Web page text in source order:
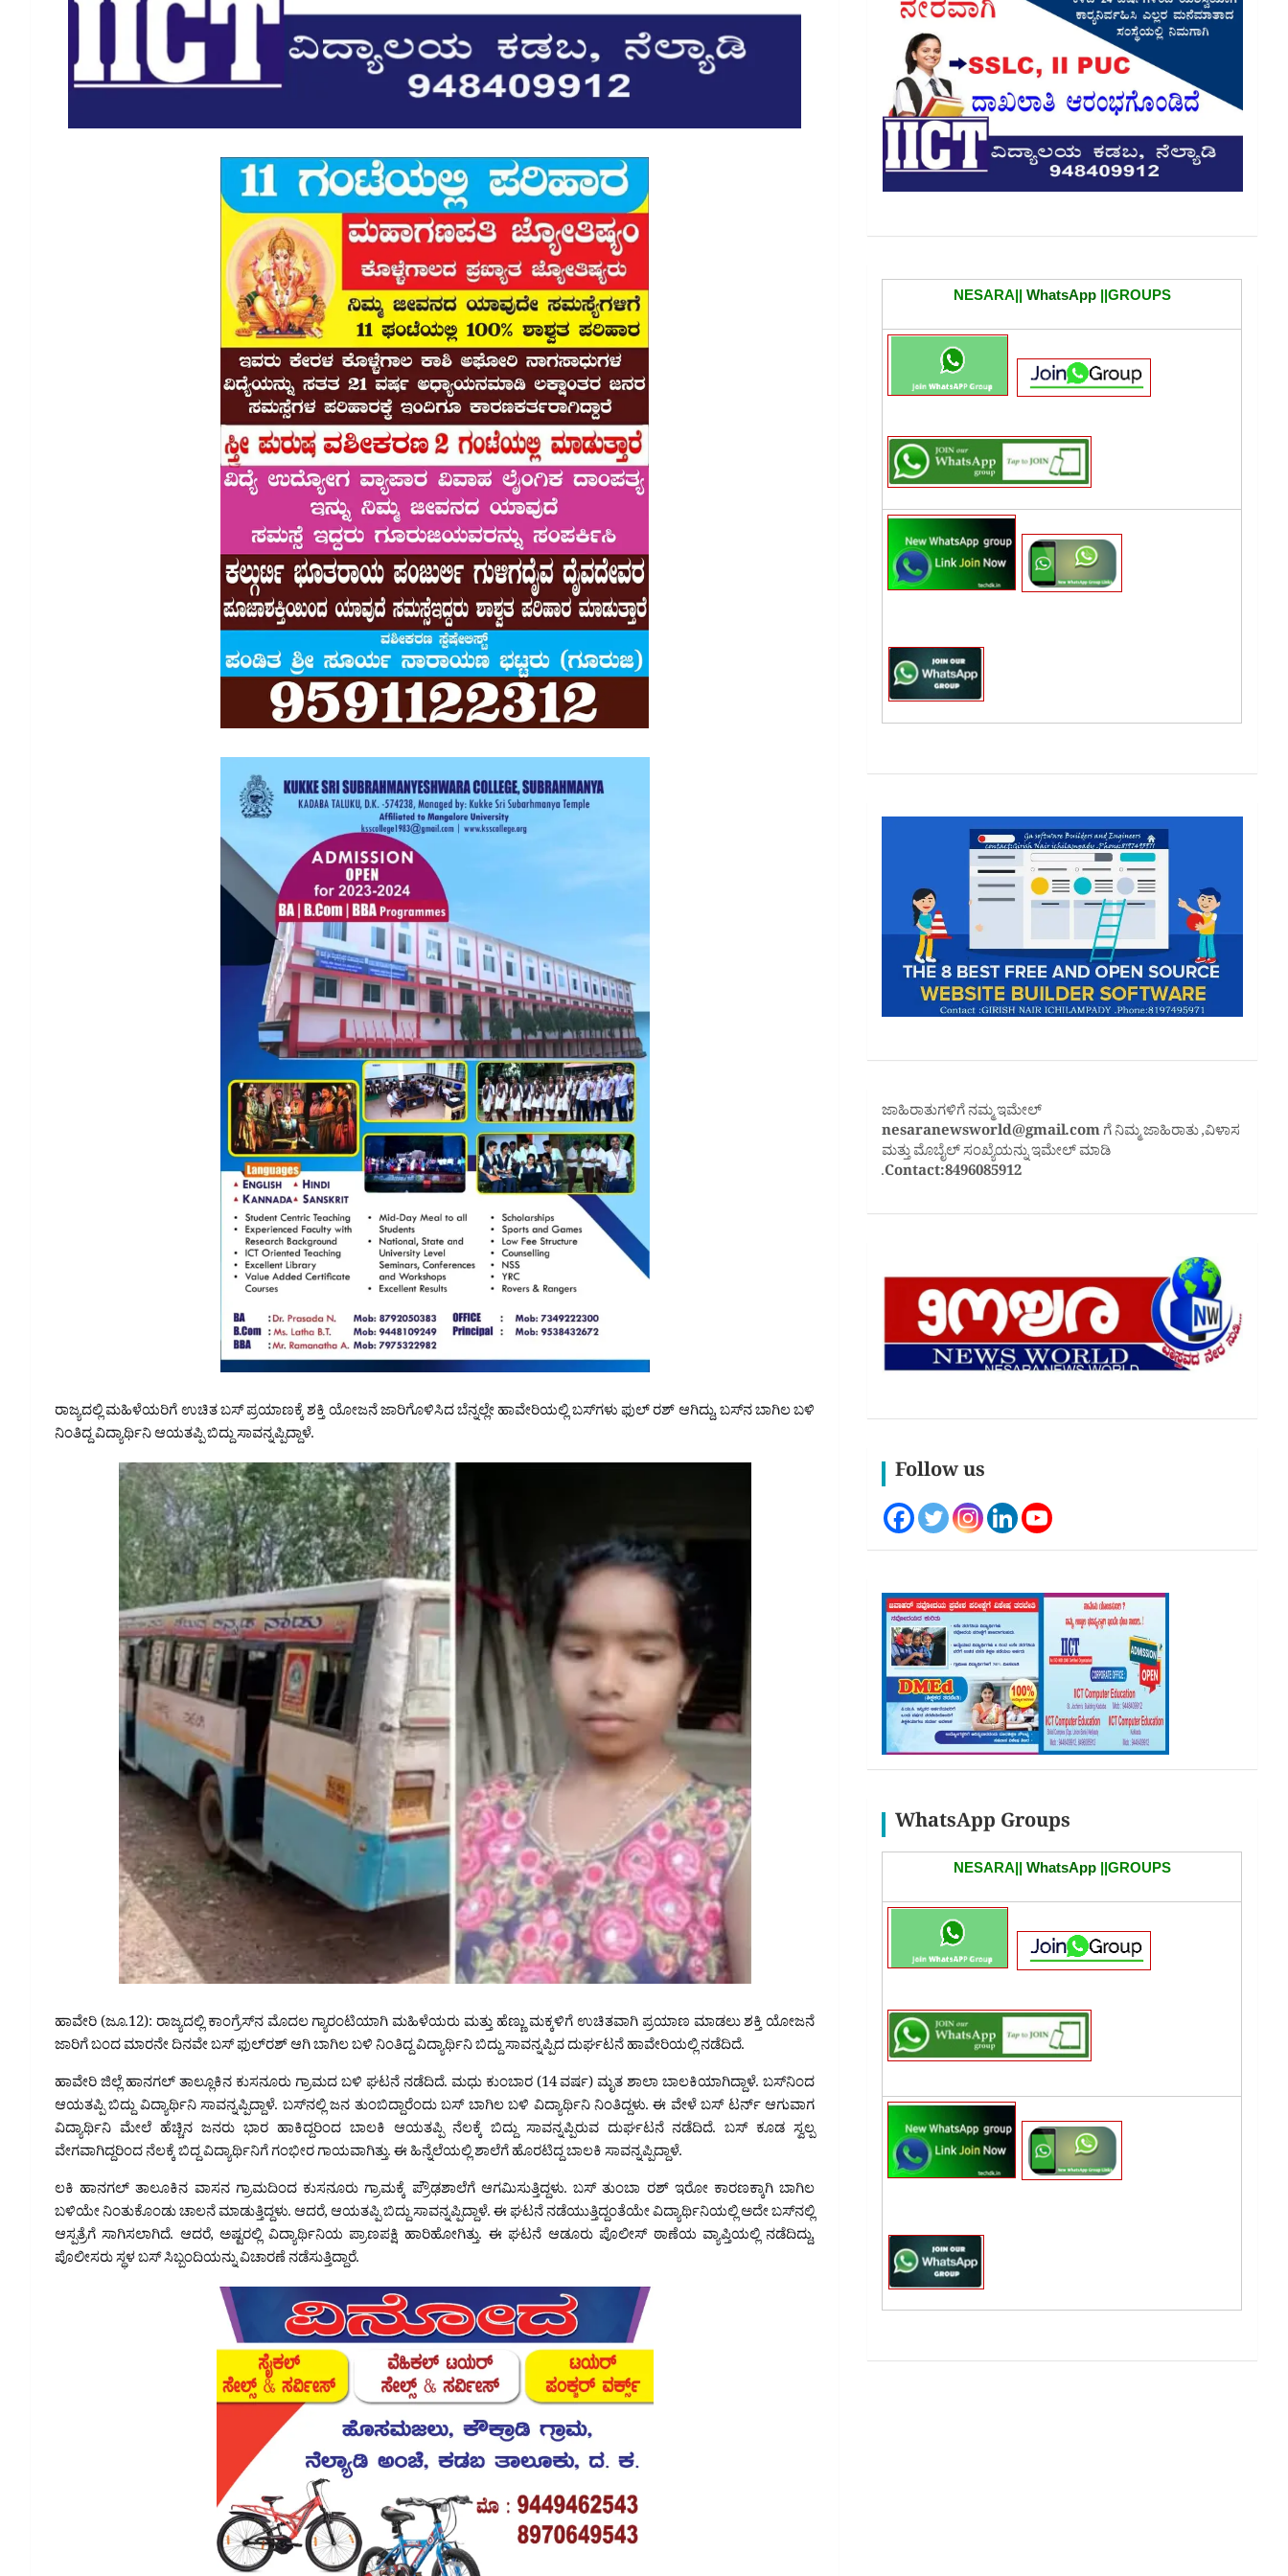
ರಾಜ್ಯದಲ್ಲಿ ಮಹಿಳೆಯರಿಗೆ ಉಚಿತ ಬಸ್‌ ಪ್ರಯಾಣಕ್ಕೆ ಶಕ್ತಿ ಯೋಜನೆ ಜಾರಿಗೊಳಿಸಿದ ಬೆನ್ನಲ್ಲೇ ಹಾವೇರಿಯಲ್ಲಿ ಬಸ್‌ಗಳು ಫುಲ್‌ ರಶ್‌ ಆಗಿದ್ದು, ಬಸ್‌ನ ಬಾಗಿಲ ಬಳಿ
ನಿಂತಿದ್ದ ವಿದ್ಯಾರ್ಥಿನಿ ಆಯತಪ್ಪಿ ಬಿದ್ದು ಸಾವನ್ನಪ್ಪಿದ್ದಾಳೆ.
ಹಾವೇರಿ (ಜೂ.12): ರಾಜ್ಯದಲ್ಲಿ ಕಾಂಗ್ರೆಸ್‌ನ ಮೊದಲ ಗ್ಯಾರಂಟಿಯಾಗಿ ಮಹಿಳೆಯರು ಮತ್ತು ಹೆಣ್ಣು ಮಕ್ಕಳಿಗೆ ಉಚಿತವಾಗಿ ಪ್ರಯಾಣ ಮಾಡಲು ಶಕ್ತಿ ಯೋಜನೆ
ಜಾರಿಗೆ ಬಂದ ಮಾರನೇ ದಿನವೇ ಬಸ್‌ ಫುಲ್‌ರಶ್‌ ಆಗಿ ಬಾಗಿಲ ಬಳಿ ನಿಂತಿದ್ದ ವಿದ್ಯಾರ್ಥಿನಿ ಬಿದ್ದು ಸಾವನ್ನಪ್ಪಿದ ದುರ್ಘಟನೆ ಹಾವೇರಿಯಲ್ಲಿ ನಡೆದಿದೆ.
ಹಾವೇರಿ ಜಿಲ್ಲೆ ಹಾನಗಲ್ ತಾಲ್ಲೂಕಿನ ಕುಸನೂರು ಗ್ರಾಮದ ಬಳಿ ಘಟನೆ ನಡೆದಿದೆ. ಮಧು ಕುಂಬಾರ (14 ವರ್ಷ) ಮೃತ ಶಾಲಾ ಬಾಲಕಿಯಾಗಿದ್ದಾಳೆ. ಬಸ್‌ನಿಂದ
ಆಯತಪ್ಪಿ ಬಿದ್ದು‌ ವಿದ್ಯಾರ್ಥಿನಿ ಸಾವನ್ನಪ್ಪಿದ್ದಾಳೆ. ಬಸ್‌ನಲ್ಲಿ ಜನ ತುಂಬಿದ್ದಾರೆಂದು ಬಸ್ ಬಾಗಿಲ ಬಳಿ ವಿದ್ಯಾರ್ಥಿನಿ ನಿಂತಿದ್ದಳು. ಈ ವೇಳೆ ಬಸ್ ಟರ್ನ್ ಆಗುವಾಗ
ವಿದ್ಯಾರ್ಥಿನಿ ಮೇಲೆ ಹೆಚ್ಚಿನ ಜನರು ಭಾರ ಹಾಕಿದ್ದರಿಂದ ಬಾಲಕಿ ಆಯತಪ್ಪಿ ನೆಲಕ್ಕೆ ಬಿದ್ದು ಸಾವನ್ನಪ್ಪಿರುವ ದುರ್ಘಟನೆ ನಡೆದಿದೆ. ಬಸ್‌ ಕೂಡ ಸ್ವಲ್ಪ
ವೇಗವಾಗಿದ್ದರಿಂದ ನೆಲಕ್ಕೆ ಬಿದ್ದ ವಿದ್ಯಾರ್ಥಿನಿಗೆ ಗಂಭೀರ ಗಾಯವಾಗಿತ್ತು. ಈ ಹಿನ್ನೆಲೆಯಲ್ಲಿ ಶಾಲೆಗೆ ಹೊರಟಿದ್ದ ಬಾಲಕಿ ಸಾವನ್ನಪ್ಪಿದ್ದಾಳೆ.
ಲಕಿ ಹಾನಗಲ್ ತಾಲೂಕಿನ ವಾಸನ ಗ್ರಾಮದಿಂದ ಕುಸನೂರು ಗ್ರಾಮಕ್ಕೆ ಪ್ರೌಢಶಾಲೆಗೆ ಆಗಮಿಸುತ್ತಿದ್ದಳು. ಬಸ್ ತುಂಬಾ ರಶ್ ಇರೋ ಕಾರಣಕ್ಕಾಗಿ ಬಾಗಿಲ
ಬಳಿಯೇ ನಿಂತುಕೊಂಡು ಚಾಲನೆ ಮಾಡುತ್ತಿದ್ದಳು. ಆದರೆ, ಆಯತಪ್ಪಿ ಬಿದ್ದು ಸಾವನ್ನಪ್ಪಿದ್ದಾಳೆ. ಈ ಘಟನೆ ನಡೆಯುತ್ತಿದ್ದಂತೆಯೇ ವಿದ್ಯಾರ್ಥಿನಿಯಲ್ಲಿ ಅದೇ ಬಸ್‌ನಲ್ಲಿ
ಆಸ್ಪತ್ರೆಗೆ ಸಾಗಿಸಲಾಗಿದೆ. ಆದರೆ, ಅಷ್ಟರಲ್ಲಿ ವಿದ್ಯಾರ್ಥಿನಿಯ ಪ್ರಾಣಪಕ್ಷಿ ಹಾರಿಹೋಗಿತ್ತು. ಈ ಘಟನೆ ಆಡೂರು ಪೊಲೀಸ್ ಠಾಣೆಯ ವ್ಯಾಪ್ತಿಯಲ್ಲಿ ನಡೆದಿದ್ದು,
ಪೊಲೀಸರು ಸ್ಥಳ ಬಸ್‌ ಸಿಬ್ಬಂದಿಯನ್ನು ವಿಚಾರಣೆ ನಡೆಸುತ್ತಿದ್ದಾರೆ.
NESARA|| WhatsApp||GROUPS
ಜಾಹಿರಾತುಗಳಿಗೆ ನಮ್ಮ ಇಮೇಲ್
nesaranewsworld@gmail.comಗೆ ನಿಮ್ಮ ಜಾಹಿರಾತು ,ವಿಳಾಸ
ಮತ್ತು ಮೊಬೈಲ್ ಸಂಖ್ಯೆಯನ್ನು ಇಮೇಲ್ ಮಾಡಿ
.Contact:8496085912
Follow us
WhatsApp Groups
NESARA|| WhatsApp||GROUPS